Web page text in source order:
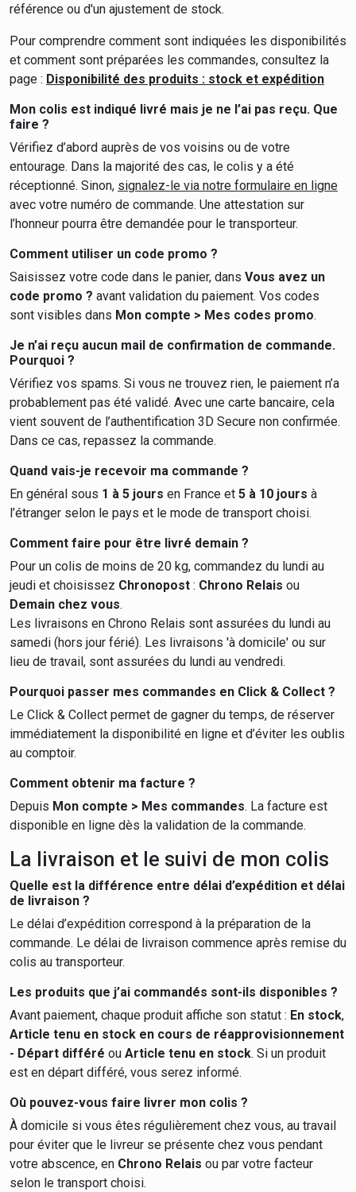
référence ou d'un ajustement de stock.
Pour comprendre comment sont indiquées les disponibilités
et comment sont préparées les commandes, consultez la
page : Disponibilité des produits : stock et expédition
Mon colis est indiqué livré mais je ne l’ai pas reçu. Que
faire ?
Vérifiez d’abord auprès de vos voisins ou de votre
entourage. Dans la majorité des cas, le colis y a été
réceptionné. Sinon, signalez-le via notre formulaire en ligne
avec votre numéro de commande. Une attestation sur
l’honneur pourra être demandée pour le transporteur.
Comment utiliser un code promo ?
Saisissez votre code dans le panier, dans Vous avez un
code promo ? avant validation du paiement. Vos codes
sont visibles dans Mon compte > Mes codes promo.
Je n’ai reçu aucun mail de confirmation de commande.
Pourquoi ?
Vérifiez vos spams. Si vous ne trouvez rien, le paiement n’a
probablement pas été validé. Avec une carte bancaire, cela
vient souvent de l’authentification 3D Secure non confirmée.
Dans ce cas, repassez la commande.
Quand vais-je recevoir ma commande ?
En général sous 1 à 5 jours en France et 5 à 10 jours à
l’étranger selon le pays et le mode de transport choisi.
Comment faire pour être livré demain ?
Pour un colis de moins de 20 kg, commandez du lundi au
jeudi et choisissez Chronopost : Chrono Relais ou
Demain chez vous.
Les livraisons en Chrono Relais sont assurées du lundi au
samedi (hors jour férié). Les livraisons 'à domicile' ou sur
lieu de travail, sont assurées du lundi au vendredi.
Pourquoi passer mes commandes en Click & Collect ?
Le Click & Collect permet de gagner du temps, de réserver
immédiatement la disponibilité en ligne et d’éviter les oublis
au comptoir.
Comment obtenir ma facture ?
Depuis Mon compte > Mes commandes. La facture est
disponible en ligne dès la validation de la commande.
La livraison et le suivi de mon colis
Quelle est la différence entre délai d’expédition et délai
de livraison ?
Le délai d’expédition correspond à la préparation de la
commande. Le délai de livraison commence après remise du
colis au transporteur.
Les produits que j’ai commandés sont-ils disponibles ?
Avant paiement, chaque produit affiche son statut : En stock,
Article tenu en stock en cours de réapprovisionnement
- Départ différé ou Article tenu en stock. Si un produit
est en départ différé, vous serez informé.
Où pouvez-vous faire livrer mon colis ?
À domicile si vous êtes régulièrement chez vous, au travail
pour éviter que le livreur se présente chez vous pendant
votre abscence, en Chrono Relais ou par votre facteur
selon le transport choisi.